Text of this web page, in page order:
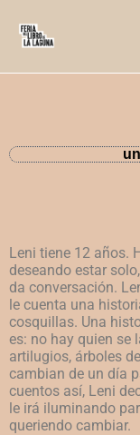
Leni tiene 12 años.
deseando estar
da conversación.
le cuenta una
cosquillas. Una
es: no hay quien se
artilugios, árboles
cambian de un día
cuentos así, Leni
le irá iluminando
queriendo cambiar.